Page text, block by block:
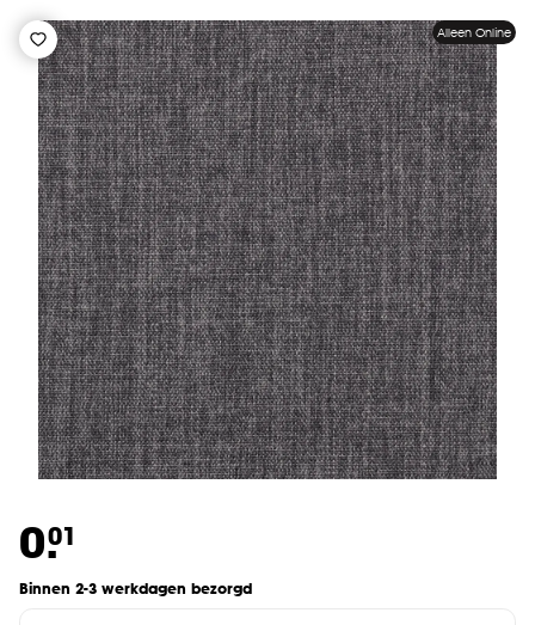
Alleen Online
0.01
Binnen 2-3 werkdagen bezorgd